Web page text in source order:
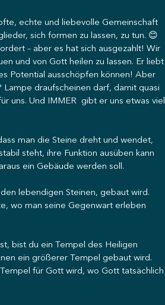
echte und liebevolle Gemeinschaft
sich formen zu lassen, zu tun. 😊
– aber es hat sich ausgezahlt! Wir
und von Gott heilen zu lassen. Er liebt
Potential ausschöpfen können! Aber
draufscheinen darf, damit quasi
uns. Und IMMER  gibt er uns etwas viel
man die Steine dreht und wendet,
steht, ihre Funktion ausüben kann
ein Gebäude werden soll.
lebendigen Steinen, gebaut wird.
wo man seine Gegenwart erleben
bist du ein Tempel des Heiligen
ein größerer Tempel gebaut wird.
für Gott wird, wo Gott tatsächlich